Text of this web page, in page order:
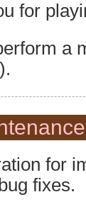
for
a
for
fixes.